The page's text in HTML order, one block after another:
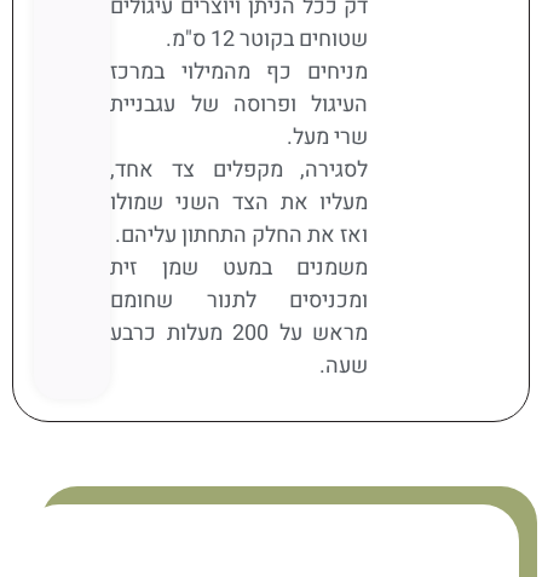
דק ככל הניתן ויוצרים עיגולים
שטוחים בקוטר 12 ס"מ.
מניחים כף מהמילוי במרכז
העיגול ופרוסה של עגבניית
שרי מעל.
לסגירה, מקפלים צד אחד,
מעליו את הצד השני שמולו
ואז את החלק התחתון עליהם.
משמנים במעט שמן זית
ומכניסים לתנור שחומם
מראש על 200 מעלות כרבע
שעה.